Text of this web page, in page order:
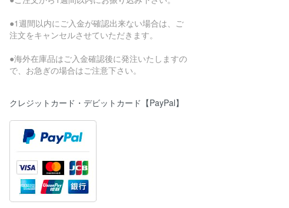
●1週間以内にご入金が確認出来ない場合は、ご
注文をキャンセルさせていただきます。
●海外在庫品はご入金確認後に発注いたしますの
で、お急ぎの場合はご注意下さい。
クレジットカード・デビットカード【PayPal】